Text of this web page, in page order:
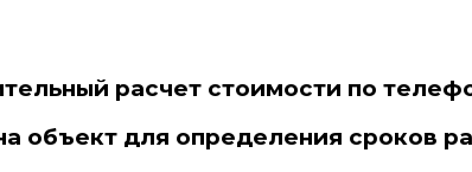
расчет стоимости по
объект для определения сроков